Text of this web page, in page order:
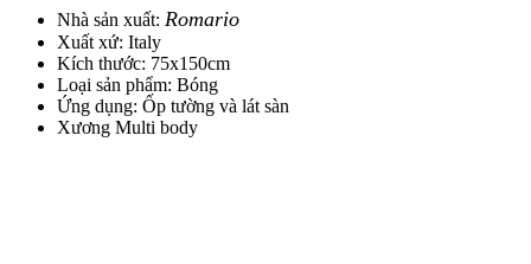
Nhà sản xuất: Romario
Xuất xứ: Italy
Kích thước: 75x150cm
Loại sản phẩm: Bóng
Ứng dụng: Ốp tường và lát sàn
Xương Multi body